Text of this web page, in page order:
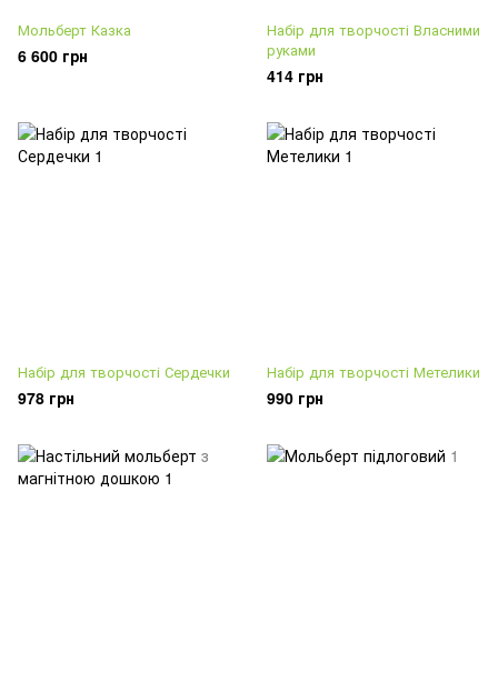
Мольберт Казка
6 600 грн
Набір для творчості Власними
руками
414 грн
Набір для творчості Сердечки
978 грн
Набір для творчості Метелики
990 грн